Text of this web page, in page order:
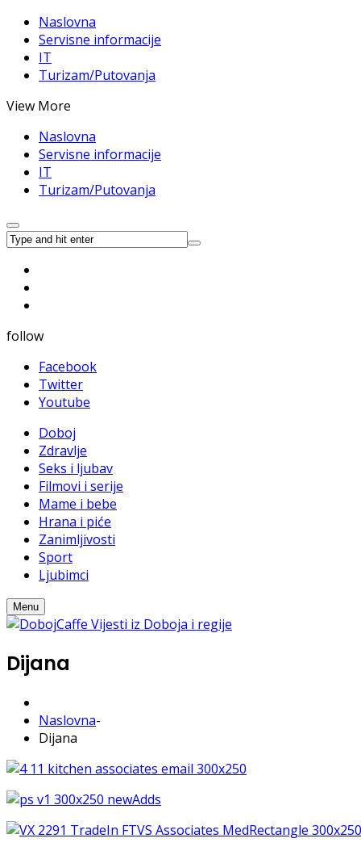
Naslovna
Servisne informacije
IT
Turizam/Putovanja
View More
Naslovna
Servisne informacije
IT
Turizam/Putovanja
follow
Facebook
Twitter
Youtube
Doboj
Zdravlje
Seks i ljubav
Filmovi i serije
Mame i bebe
Hrana i piće
Zanimljivosti
Sport
Ljubimci
Menu
Dijana
Naslovna-
Dijana